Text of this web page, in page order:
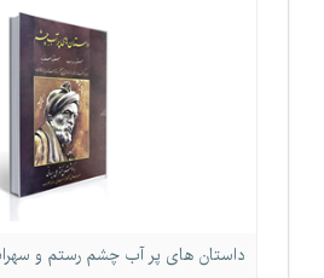
داستان های پر آب چشم رستم و